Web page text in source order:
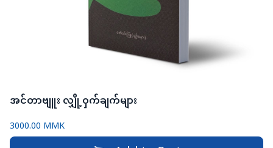
အင်တာဗျူး လျှို့ဝှက်ချက်များ
3000.00 MMK